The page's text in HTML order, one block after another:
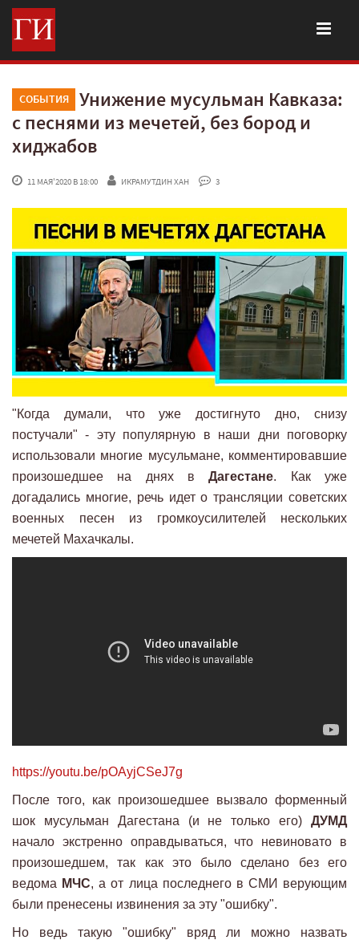
СОБЫТИЯ
Унижение мусульман Кавказа:
с песнями из мечетей, без бород и
хиджабов
11 МАЯ'2020 В 18:00 ИКРАМУТДИН ХАН 3
"Когда думали, что уже достигнуто дно, снизу
постучали" - эту популярную в наши дни поговорку
использовали многие мусульмане, комментировавшие
произошедшее на днях вДагестане. Как уже
догадались многие, речь идет о трансляции советских
военных песен из громкоусилителей нескольких
мечетей Махачкалы.
https://youtu.be/pOAyjCSeJ7g
После того, как произошедшее вызвало форменный
шок мусульман Дагестана (и не только его) ДУМД
начало экстренно оправдываться, что невиновато в
произошедшем, так как это было сделано без его
ведома МЧС, а от лица последнего в СМИ верующим
были пренесены извинения за эту "ошибку".
Но ведь такую "ошибку" вряд ли можно назвать